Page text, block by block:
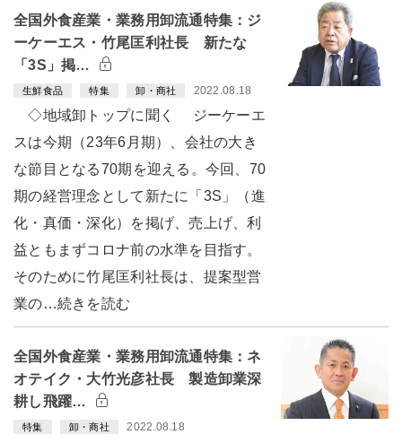
全国外食産業・業務用卸流通特集：ジ
ーケーエス・竹尾匡利社長 新たな
「3S」掲…
生鮮食品 特集 卸・商社 2022.08.18
◇地域卸トップに聞く ジーケーエ
スは今期（23年6月期）、会社の大き
な節目となる70期を迎える。今回、70
期の経営理念として新たに「3S」（進
化・真価・深化）を掲げ、売上げ、利
益ともまずコロナ前の水準を目指す。
そのために竹尾匡利社長は、提案型営
業の…続きを読む
全国外食産業・業務用卸流通特集：ネ
オテイク・大竹光彦社長 製造卸業深
耕し飛躍…
特集 卸・商社 2022.08.18